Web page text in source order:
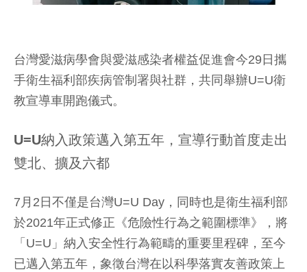
台灣愛滋病學會與愛滋感染者權益促進會今29日攜
手衛生福利部疾病管制署與社群，共同舉辦U=U衛
教宣導車開跑儀式。
U=U納入政策邁入第五年，宣導行動首度走出
雙北、擴及六都
7月2日不僅是台灣U=U Day，同時也是衛生福利部
於2021年正式修正《危險性行為之範圍標準》，將
「U=U」納入安全性行為範疇的重要里程碑，至今
已邁入第五年，象徵台灣在以科學落實友善政策上